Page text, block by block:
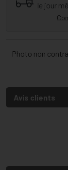
le jour
Photo non
Avis clients